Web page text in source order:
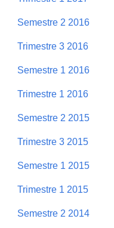
Semestre 2 2016
Trimestre 3 2016
Semestre 1 2016
Trimestre 1 2016
Semestre 2 2015
Trimestre 3 2015
Semestre 1 2015
Trimestre 1 2015
Semestre 2 2014